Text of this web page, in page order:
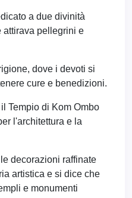
a due divinità
attirava pellegrini e
dove i devoti si
cure e benedizioni.
Tempio di Kom Ombo
l'architettura e la
decorazioni raffinate
artistica e si dice che
e monumenti